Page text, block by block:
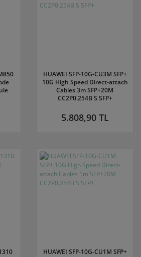
HUAWEI SFP-10G-CU3M SFP+
10G High Speed Direct-attach
Cables 3m SFP+20M
CC2P0.254B S SFP+
5.808,90 TL
HUAWEI SFP-10G-CU1M SFP+